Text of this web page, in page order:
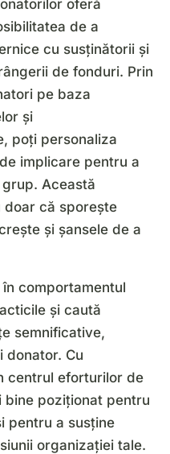
oferă
de a
cu susținătorii și
de fonduri. Prin
pe baza
și
poți personaliza
implicare pentru a
Această
doar că sporește
și șansele de a
comportamentul
și caută
semnificative,
donator. Cu
centrul eforturilor de
poziționat pentru
pentru a susține
organizației tale.